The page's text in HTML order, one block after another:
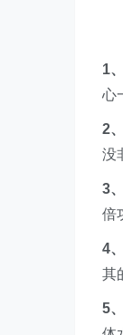
1
心
2
没
3
倍
4
其
5